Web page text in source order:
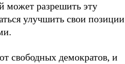
может разрешить эту
улучшить свои позиции
свободных демократов, и